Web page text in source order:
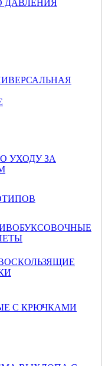
ДАВЛЕНИЯ
УХОДУ ЗА
С КРЮЧКАМИ